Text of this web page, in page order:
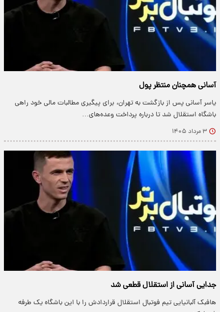
آسانی همچنان منتظر پول
یاسر آسانی پس از بازگشت به تهران، برای پیگیری مطالبات مالی خود راهی
باشگاه استقلال شد تا درباره پرداخت وعده‌های…
۳ مرداد ۱۴۰۵
جدایی آسانی از استقلال قطعی شد
هافبک آلبانیایی تیم فوتبال استقلال قراردادش را با این باشگاه یک طرفه